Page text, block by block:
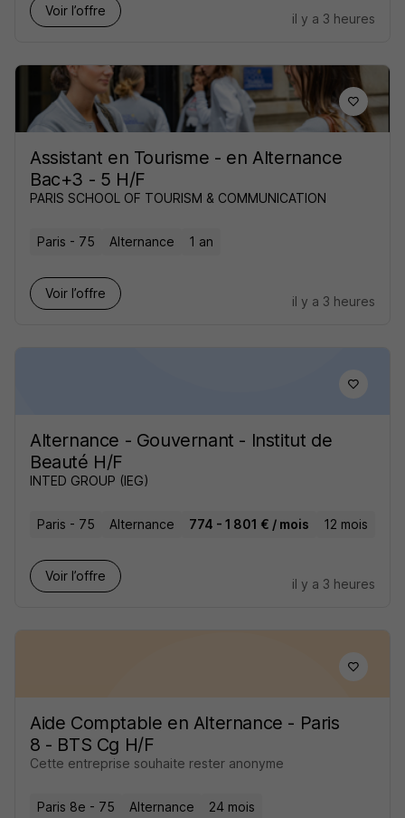
Voir l’offre
il y a 3 heures
Assistant en Tourisme - en Alternance
Bac+3 - 5 H/F
PARIS SCHOOL OF TOURISM & COMMUNICATION
Paris - 75 Alternance 1 an
Voir l’offre
il y a 3 heures
Alternance - Gouvernant - Institut de
Beauté H/F
INTED GROUP (IEG)
Paris - 75 Alternance 774 - 1 801 € / mois 12 mois
Voir l’offre
il y a 3 heures
Aide Comptable en Alternance - Paris
8 - BTS Cg H/F
Cette entreprise souhaite rester anonyme
Paris 8e - 75 Alternance 24 mois